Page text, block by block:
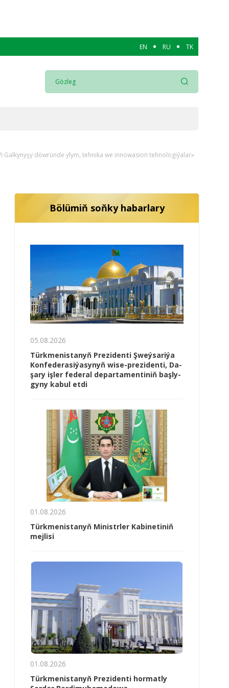
EN RU TK
döwründe ylym, tehnika we innowasion tehnologiýalar»
Bölümiň soňky habarlary
05.08.2026
Türk­me­nis­ta­nyň Prezidenti Şweý­sa­ri­ýa
Kon­fe­de­ra­si­ýa­sy­nyň wi­se-prezidenti, Da­
şa­ry iş­ler fe­de­ral de­par­ta­men­ti­niň baş­ly­
gy­ny ka­bul et­di
01.08.2026
Türkmenistanyň Ministrler Kabinetiniň
mejlisi
01.08.2026
Türkmenistanyň Prezidenti hormatly